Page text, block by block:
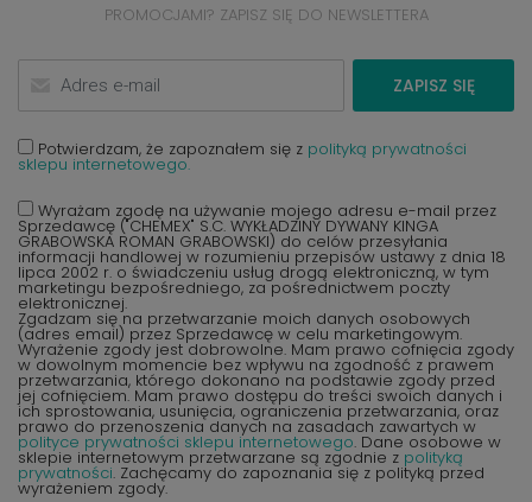
PROMOCJAMI? ZAPISZ SIĘ DO NEWSLETTERA
ZAPISZ SIĘ
Potwierdzam, że zapoznałem się z polityką prywatności
sklepu internetowego.
Wyrażam zgodę na używanie mojego adresu e-mail przez
Sprzedawcę ("CHEMEX" S.C. WYKŁADZINY DYWANY KINGA
GRABOWSKA ROMAN GRABOWSKI) do celów przesyłania
informacji handlowej w rozumieniu przepisów ustawy z dnia 18
lipca 2002 r. o świadczeniu usług drogą elektroniczną, w tym
marketingu bezpośredniego, za pośrednictwem poczty
elektronicznej.
Zgadzam się na przetwarzanie moich danych osobowych
(adres email) przez Sprzedawcę w celu marketingowym.
Wyrażenie zgody jest dobrowolne. Mam prawo cofnięcia zgody
w dowolnym momencie bez wpływu na zgodność z prawem
przetwarzania, którego dokonano na podstawie zgody przed
jej cofnięciem. Mam prawo dostępu do treści swoich danych i
ich sprostowania, usunięcia, ograniczenia przetwarzania, oraz
prawo do przenoszenia danych na zasadach zawartych w
polityce prywatności sklepu internetowego. Dane osobowe w
sklepie internetowym przetwarzane są zgodnie z polityką
prywatności. Zachęcamy do zapoznania się z polityką przed
wyrażeniem zgody.